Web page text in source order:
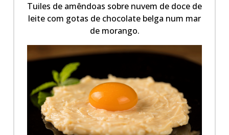
Tuiles de amêndoas sobre nuvem de doce de
leite com gotas de chocolate belga num mar
de morango.